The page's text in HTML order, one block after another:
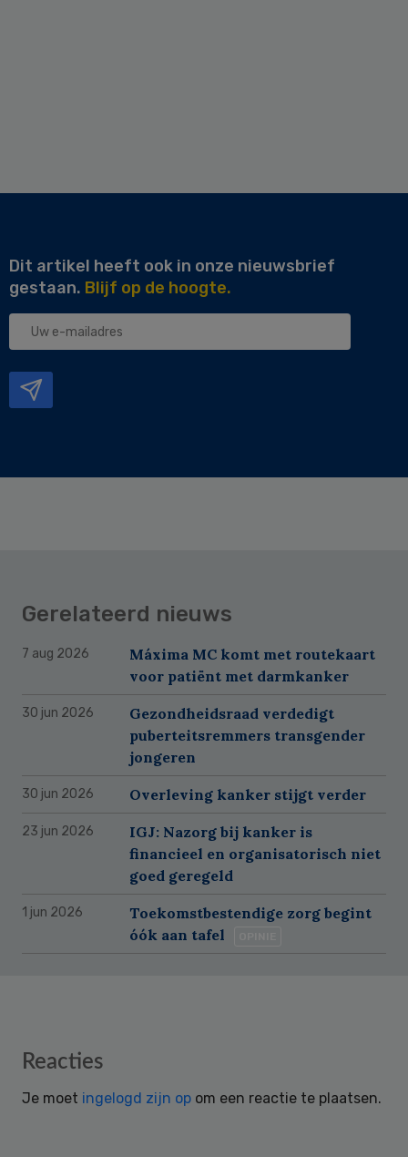
Dit artikel heeft ook in onze nieuwsbrief
gestaan. Blijf op de hoogte.
Uw
Gerelateerd nieuws
7 aug 2026
Máxima MC komt met routekaart
voor patiënt met darmkanker
30 jun 2026
Gezondheidsraad verdedigt
puberteitsremmers transgender
jongeren
30 jun 2026 Overleving kanker stijgt verder
23 jun 2026
IGJ: Nazorg bij kanker is
financieel en organisatorisch niet
goed geregeld
1 jun 2026
Toekomstbestendige zorg begint
óók aan tafel
Reader
Reacties
Je moet ingelogd zijn op om een reactie te plaatsen.